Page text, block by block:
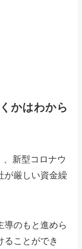
かはわから
新型コロナウ
が厳しい資金繰
導のもと進めら
ることができ